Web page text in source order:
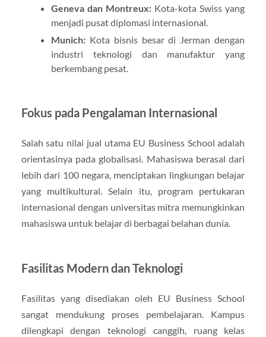
Geneva dan Montreux:Kota-kota Swiss yang
menjadi pusat diplomasi internasional.
Munich:Kota bisnis besar di Jerman dengan
industri teknologi dan manufaktur yang
berkembang pesat.
Fokus pada Pengalaman Internasional
Salah satu nilai jual utama EU Business School adalah
orientasinya pada globalisasi. Mahasiswa berasal dari
lebih dari 100 negara, menciptakan lingkungan belajar
yang multikultural. Selain itu, program pertukaran
internasional dengan universitas mitra memungkinkan
mahasiswa untuk belajar di berbagai belahan dunia.
Fasilitas Modern dan Teknologi
Fasilitas yang disediakan oleh EU Business School
sangat mendukung proses pembelajaran. Kampus
dilengkapi dengan teknologi canggih, ruang kelas